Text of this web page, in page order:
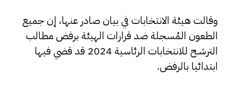
وقالت هيئة الانتخابات في بيان صادر عنها، إن جميع
الطعون المُسجلة ضد قرارات الهيئة برفض مطالب
الترشـح للانتخابات الرئاسية 2024 قد قضي فيها
ابتدائيا بالرفض.